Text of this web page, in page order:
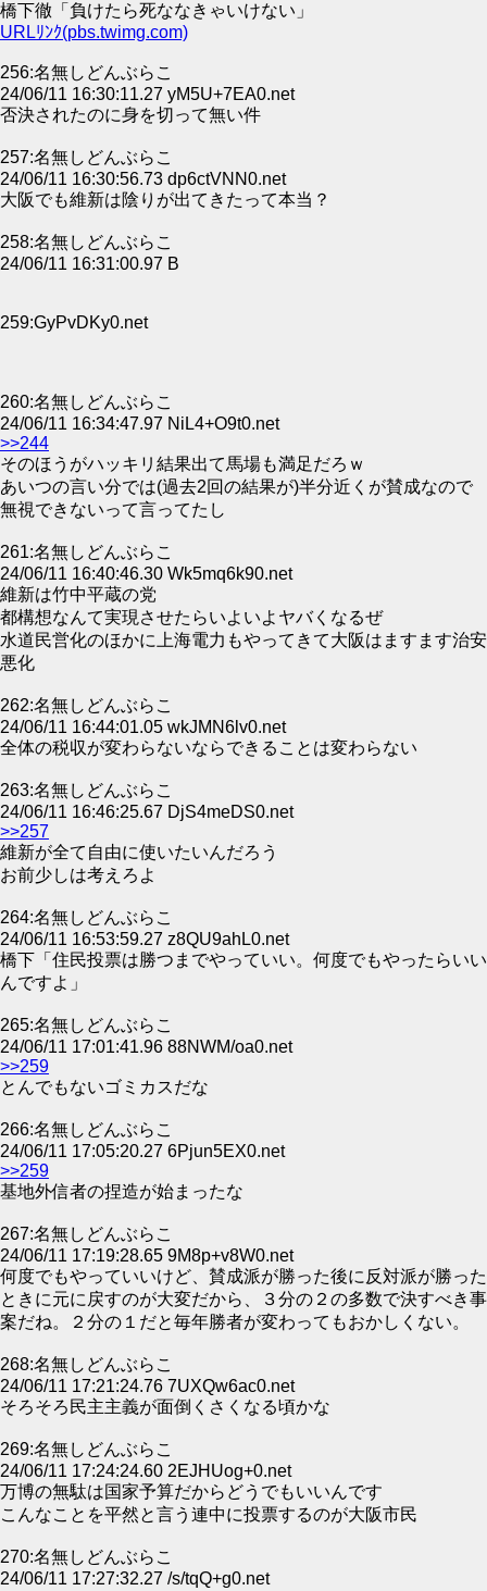
橋下徹「負けたら死ななきゃいけない」
URLﾘﾝｸ(pbs.twimg.com)
256:名無しどんぶらこ
24/06/11 16:30:11.27 yM5U+7EA0.net
否決されたのに身を切って無い件
257:名無しどんぶらこ
24/06/11 16:30:56.73 dp6ctVNN0.net
大阪でも維新は陰りが出てきたって本当？
258:名無しどんぶらこ
24/06/11 16:31:00.97 B
259:GyPvDKy0.net
260:名無しどんぶらこ
24/06/11 16:34:47.97 NiL4+O9t0.net
>>244
そのほうがハッキリ結果出て馬場も満足だろｗ
あいつの言い分では(過去2回の結果が)半分近くが賛成なので
無視できないって言ってたし
261:名無しどんぶらこ
24/06/11 16:40:46.30 Wk5mq6k90.net
維新は竹中平蔵の党
都構想なんて実現させたらいよいよヤバくなるぜ
水道民営化のほかに上海電力もやってきて大阪はますます治安
悪化
262:名無しどんぶらこ
24/06/11 16:44:01.05 wkJMN6lv0.net
全体の税収が変わらないならできることは変わらない
263:名無しどんぶらこ
24/06/11 16:46:25.67 DjS4meDS0.net
>>257
維新が全て自由に使いたいんだろう
お前少しは考えろよ
264:名無しどんぶらこ
24/06/11 16:53:59.27 z8QU9ahL0.net
橋下「住民投票は勝つまでやっていい。何度でもやったらいい
んですよ」
265:名無しどんぶらこ
24/06/11 17:01:41.96 88NWM/oa0.net
>>259
とんでもないゴミカスだな
266:名無しどんぶらこ
24/06/11 17:05:20.27 6Pjun5EX0.net
>>259
基地外信者の捏造が始まったな
267:名無しどんぶらこ
24/06/11 17:19:28.65 9M8p+v8W0.net
何度でもやっていいけど、賛成派が勝った後に反対派が勝った
ときに元に戻すのが大変だから、３分の２の多数で決すべき事
案だね。２分の１だと毎年勝者が変わってもおかしくない。
268:名無しどんぶらこ
24/06/11 17:21:24.76 7UXQw6ac0.net
そろそろ民主主義が面倒くさくなる頃かな
269:名無しどんぶらこ
24/06/11 17:24:24.60 2EJHUog+0.net
万博の無駄は国家予算だからどうでもいいんです
こんなことを平然と言う連中に投票するのが大阪市民
270:名無しどんぶらこ
24/06/11 17:27:32.27 /s/tqQ+g0.net